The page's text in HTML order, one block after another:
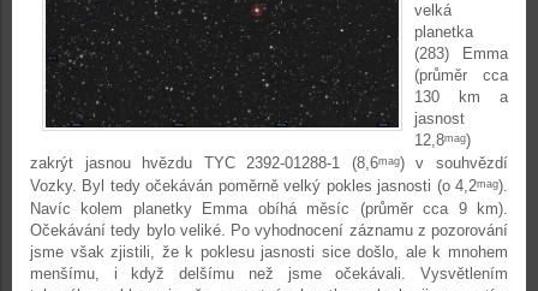
velká
planetka
(283) Emma
(průměr cca
130 km a
jasnost
12,8mag)
zakrýt jasnou hvězdu TYC 2392-01288-1 (8,6mag) v souhvězdí
Vozky. Byl tedy očekáván poměrně velký pokles jasnosti (o 4,2mag).
Navíc kolem planetky Emma obíhá měsíc (průměr cca 9 km).
Očekávání tedy bylo veliké. Po vyhodnocení záznamu z pozorování
jsme však zjistili, že k poklesu jasnosti sice došlo, ale k mnohem
menšímu, i když delšímu než jsme očekávali. Vysvětlením